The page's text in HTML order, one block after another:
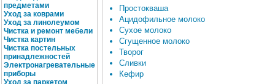
предметами
Уход за коврами
Уход за линолеумом
Чистка и ремонт мебели
Чистка картин
Чистка постельных
принадлежностей
Электронагревательные
приборы
Уход за паркетом
Простокваша
Ацидофильное молоко
Сухое молоко
Сгущенное молоко
Творог
Сливки
Кефир